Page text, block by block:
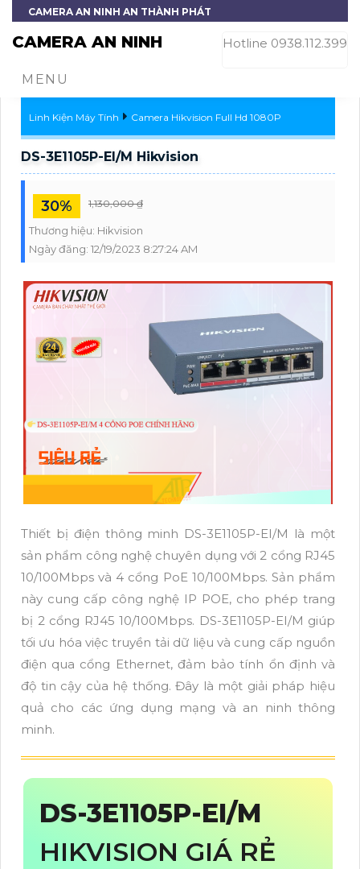
CAMERA AN NINH AN THÀNH PHÁT
CAMERA AN NINH Hotline 0938.112.399
MENU
Linh Kiện Máy Tính Camera Hikvision Full Hd 1080P
DS-3E1105P-EI/M Hikvision
30% 1,130,000 ₫
Thương hiệu: Hikvision
Ngày đăng: 12/19/2023 8:27:24 AM
Thiết bị điện thông minh DS-3E1105P-EI/M là một
sản phẩm công nghệ chuyên dụng với 2 cổng RJ45
10/100Mbps và 4 cổng PoE 10/100Mbps. Sản phẩm
này cung cấp công nghệ IP POE, cho phép trang
bị 2 cổng RJ45 10/100Mbps. DS-3E1105P-EI/M giúp
tối ưu hóa việc truyền tải dữ liệu và cung cấp nguồn
điện qua cổng Ethernet, đảm bảo tính ổn định và
độ tin cậy của hệ thống. Đây là một giải pháp hiệu
quả cho các ứng dụng mạng và an ninh thông
minh.
DS-3E1105P-EI/M
HIKVISION GIÁ RẺ